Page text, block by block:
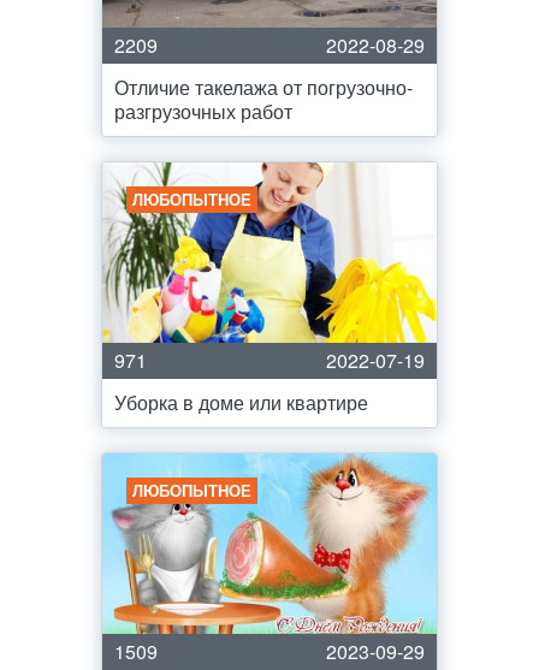
2209
2022-08-29
Отличие такелажа от погрузочно-
разгрузочных работ
ЛЮБОПЫТНОЕ
971
2022-07-19
Уборка в доме или квартире
ЛЮБОПЫТНОЕ
1509 2023-09-29